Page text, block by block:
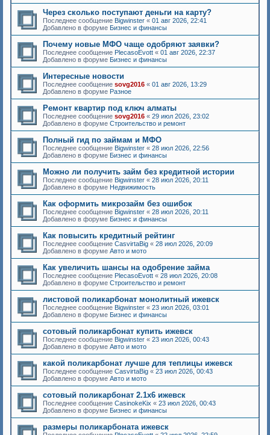
Через сколько поступают деньги на карту?
Последнее сообщение Bigwinster « 01 авг 2026, 22:41
Добавлено в форуме Бизнес и финансы
Почему новые МФО чаще одобряют заявки?
Последнее сообщение PlecasoEvott « 01 авг 2026, 22:37
Добавлено в форуме Бизнес и финансы
Интересные новости
Последнее сообщение sovg2016 « 01 авг 2026, 13:29
Добавлено в форуме Разное
Ремонт квартир под ключ алматы
Последнее сообщение sovg2016 « 29 июл 2026, 23:02
Добавлено в форуме Строительство и ремонт
Полный гид по займам и МФО
Последнее сообщение Bigwinster « 28 июл 2026, 22:56
Добавлено в форуме Бизнес и финансы
Можно ли получить займ без кредитной истории
Последнее сообщение Bigwinster « 28 июл 2026, 20:11
Добавлено в форуме Недвижимость
Как оформить микрозайм без ошибок
Последнее сообщение Bigwinster « 28 июл 2026, 20:11
Добавлено в форуме Бизнес и финансы
Как повысить кредитный рейтинг
Последнее сообщение CasvirtaBig « 28 июл 2026, 20:09
Добавлено в форуме Авто и мото
Как увеличить шансы на одобрение займа
Последнее сообщение PlecasoEvott « 28 июл 2026, 20:08
Добавлено в форуме Строительство и ремонт
листовой поликарбонат монолитный ижевск
Последнее сообщение Bigwinster « 23 июл 2026, 03:01
Добавлено в форуме Бизнес и финансы
сотовый поликарбонат купить ижевск
Последнее сообщение Bigwinster « 23 июл 2026, 00:43
Добавлено в форуме Авто и мото
какой поликарбонат лучше для теплицы ижевск
Последнее сообщение CasvirtaBig « 23 июл 2026, 00:43
Добавлено в форуме Авто и мото
сотовый поликарбонат 2.1х6 ижевск
Последнее сообщение CasinokeKix « 23 июл 2026, 00:43
Добавлено в форуме Бизнес и финансы
размеры поликарбоната ижевск